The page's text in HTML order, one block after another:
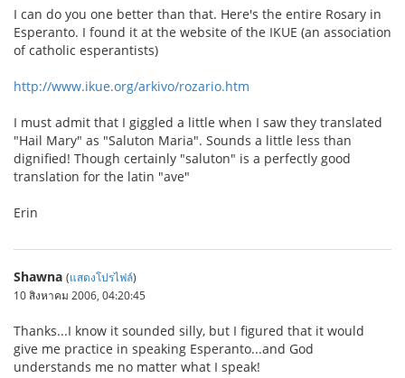
I can do you one better than that. Here's the entire Rosary in
Esperanto. I found it at the website of the IKUE (an association
of catholic esperantists)
http://www.ikue.org/arkivo/rozario.htm
I must admit that I giggled a little when I saw they translated
"Hail Mary" as "Saluton Maria". Sounds a little less than
dignified! Though certainly "saluton" is a perfectly good
translation for the latin "ave"
Erin
Shawna (แสดงโปรไฟล์)
10 สิงหาคม 2006, 04:20:45
Thanks...I know it sounded silly, but I figured that it would
give me practice in speaking Esperanto...and God
understands me no matter what I speak!